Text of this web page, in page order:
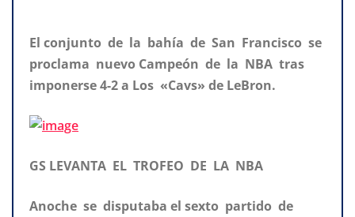
El conjunto de la bahía de San Francisco se
proclama nuevo Campeón de la NBA tras
imponerse 4-2 a Los «Cavs» de LeBron.
GS LEVANTA EL TROFEO DE LA NBA
Anoche se disputaba el sexto partido de